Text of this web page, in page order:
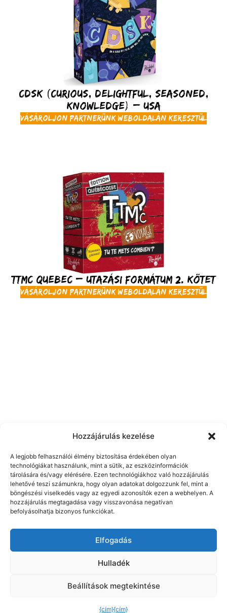
Hozzájárulás kezelése
A legjobb felhasználói élmény biztosítása érdekében olyan
technológiákat használunk, mint a sütik, az eszközinformációk
tárolására és/vagy elérésére. Ezen technológiákhoz való hozzájárulás
lehetővé teszi számunkra, hogy olyan adatokat dolgozzunk fel, mint a
böngészési viselkedés vagy az egyedi azonosítók ezen a webhelyen. A
hozzájárulás megtagadása vagy visszavonása negatívan
befolyásolhatja bizonyos funkciókat.
Elfogadás
Hulladék
Beállítások megtekintése
{cím}{cím}
CDSK (Curious, Delightful, Seasoned,
Knowledge) – USA
Vásároljon partnerünk weboldalán keresztül
TTMC Quebec – Utazási formátum 2. kötet
Vásároljon partnerünk weboldalán keresztül
A játékaink Jogi közlemények
Adatvédelmi irányelvek